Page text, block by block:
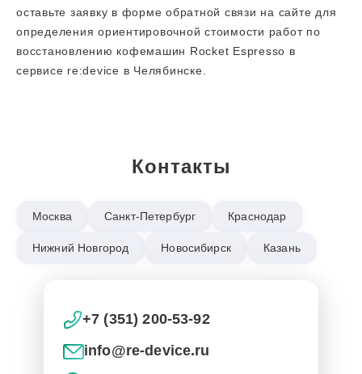
оставьте заявку в форме обратной связи на сайте для
определения ориентировочной стоимости работ по
восстановлению кофемашин Rocket Espresso в
сервисе re:device в Челябинске.
Контакты
Москва Санкт-Петербург Краснодар
Нижний Новгород Новосибирск Казань
+7 (351) 200-53-92
info@re-device.ru